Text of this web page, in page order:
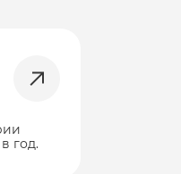
год.